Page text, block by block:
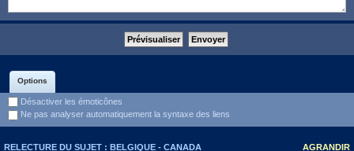
Options
Désactiver les émoticônes
Ne pas analyser automatiquement la syntaxe des liens
AGRANDIR
RELECTURE DU SUJET : BELGIQUE - CANADA